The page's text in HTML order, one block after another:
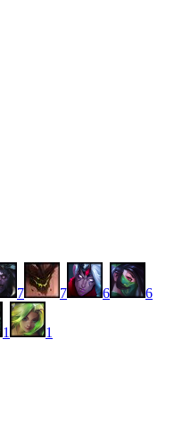
7 7 6 6
1 1